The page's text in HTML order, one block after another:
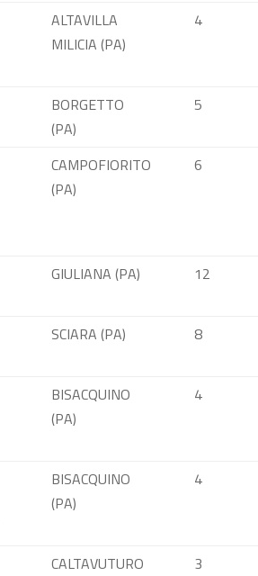
ALTAVILLA
MILICIA (PA)
4
BORGETTO
(PA)
5
CAMPOFIORITO
(PA)
6
GIULIANA (PA) 12
SCIARA (PA) 8
BISACQUINO
(PA)
4
BISACQUINO
(PA)
4
CALTAVUTURO
3